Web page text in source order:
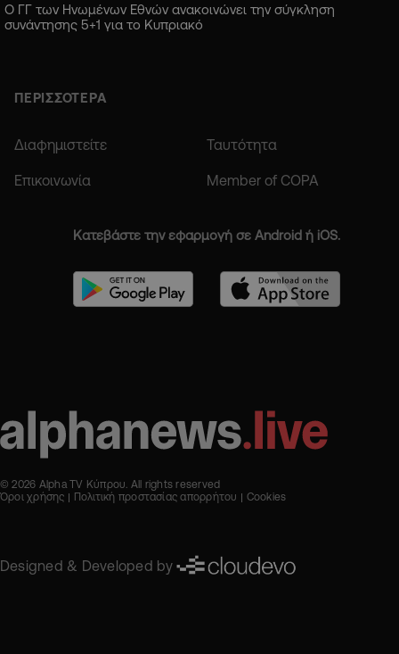
Ο ΓΓ των Ηνωμένων Εθνών ανακοινώνει την σύγκληση
συνάντησης 5+1 για το Κυπριακό
ΠΕΡΙΣΣΟΤΕΡΑ
Διαφημιστείτε Ταυτότητα
Επικοινωνία Member of COPA
Κατεβάστε την εφαρμογή σε Android ή iOS.
© 2026 Alpha TV Κύπρου. All rights reserved
Όροι χρήσης
Πολιτική προστασίας απορρήτου Cookies
Designed & Developed by